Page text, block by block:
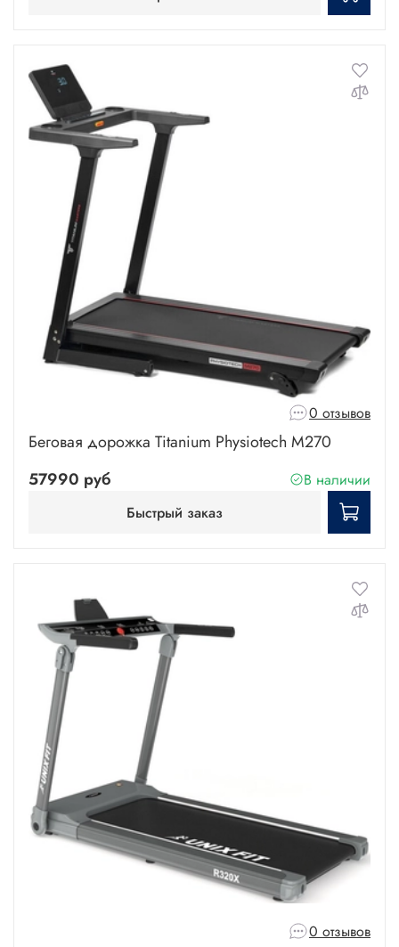
0 отзывов
Беговая дорожка Titanium Physiotech M270
57990 руб
В наличии
Быстрый заказ
0 отзывов